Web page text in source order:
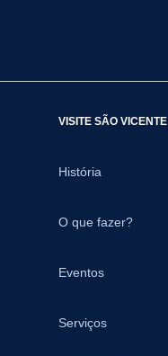
VISITE SÃO VICENTE
História
O que fazer?
Eventos
Serviços